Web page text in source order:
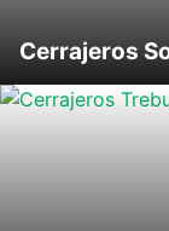
Cerrajeros